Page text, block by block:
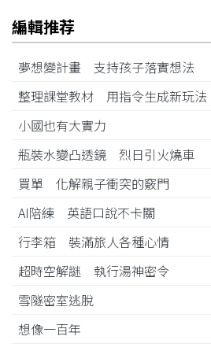
編輯推荐
夢想變計畫 支持孩子落實想法
整理課堂教材 用指令生成新玩法
小國也有大實力
瓶裝水變凸透鏡 烈日引火燒車
買單 化解親子衝突的竅門
AI陪練 英語口說不卡關
行李箱 裝滿旅人各種心情
超時空解謎 執行湯神密令
雪隧密室逃脫
想像一百年